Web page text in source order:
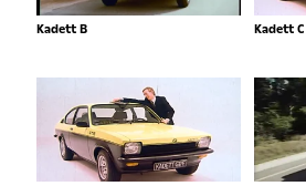
Kadett B Kadett C